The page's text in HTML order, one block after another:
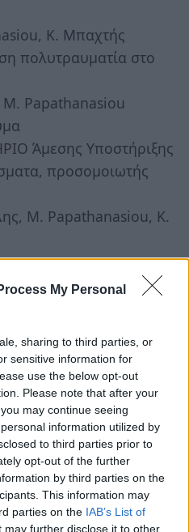
My Personal
sharing to third parties, or
sensitive information for
use the below opt-out
Please note that after your
may continue seeing
information utilized by
to third parties prior to
opt-out of the further
by third parties on the
This information may
parties on the IAB’s List of
may further disclose it to other
Κ. Μπαχτής
πολυτραυματία στο
Papathanasiou
Άμεσης Υποστήριξης
προσομoιωτής
M. Papathanasiou, Κ.
Διαχείρισης
- Συμπεράσματα
παρακολούθησης